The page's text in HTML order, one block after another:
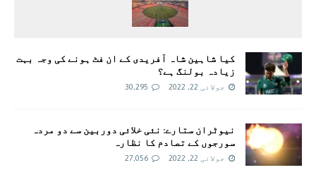
کیا شاہین شاہ آفریدی کے ان فٹ ہونے کی وجہ بہت
زیادہ بولنگ ہے؟
جولائی 22, 2022 30,295
نیوٹران ستارے: نئی خلائی دوربین سے دو مردہ
سورجوں کے تصادم کا نظارہ
جولائی 22, 2022 27,056